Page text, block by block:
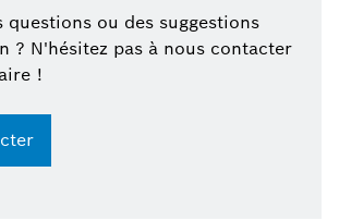
questions ou des suggestions
? N'hésitez pas à nous contacter
!